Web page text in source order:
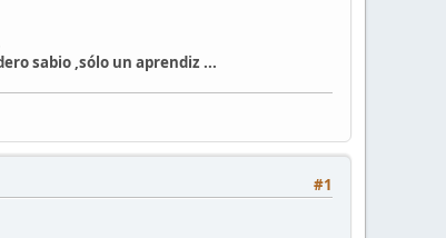
sabio ,sólo un aprendiz ...
#1